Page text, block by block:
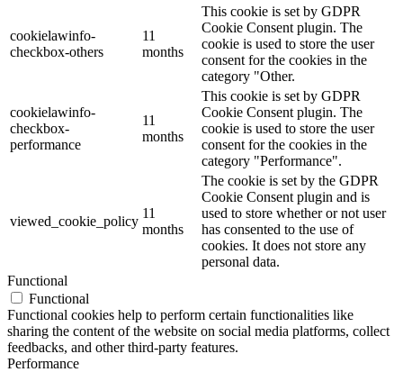
cookielawinfo-
checkbox-others
11
months
This cookie is set by GDPR
Cookie Consent plugin. The
cookie is used to store the user
consent for the cookies in the
category "Other.
cookielawinfo-
checkbox-
performance
11
months
This cookie is set by GDPR
Cookie Consent plugin. The
cookie is used to store the user
consent for the cookies in the
category "Performance".
viewed_cookie_policy
11
months
The cookie is set by the GDPR
Cookie Consent plugin and is
used to store whether or not user
has consented to the use of
cookies. It does not store any
personal data.
Functional
Functional
Functional cookies help to perform certain functionalities like
sharing the content of the website on social media platforms, collect
feedbacks, and other third-party features.
Performance